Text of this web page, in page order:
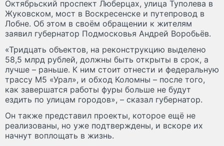
Октябрьский проспект Люберцах, улица Туполева в
Жуковском, мост в Воскресенске и путепровод в
Лобне. Об этом в своём обращении к жителям
заявил губернатор Подмосковья Андрей Воробьёв.
«Тридцать объектов, на реконструкцию выделено
58,5 млрд рублей, должны быть открыты в срок, а
лучше – раньше. К ним стоит отнести и федеральную
трассу М5 «Урал», и обход Коломны – после того,
как завершатся работы фуры больше не будут
ездить по улицам городов», – сказал губернатор.
Он также представил проекты, которое ещё не
реализованы, но уже подтверждены, и вскоре их
начнут воплощать в жизнь.